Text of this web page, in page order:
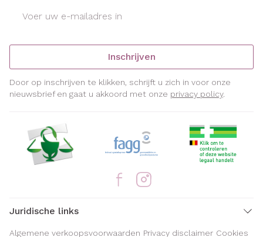
Inschrijven
Door op inschrijven te klikken, schrijft u zich in voor onze
nieuwsbrief en gaat u akkoord met onze privacy policy.
Juridische links
Algemene verkoopsvoorwaarden Privacy disclaimer Cookies